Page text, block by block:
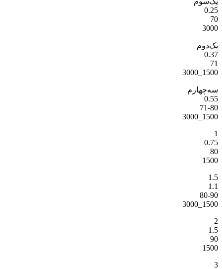
0.25
70
3000
یک‌دوم
0.37
71
1500_3000
سه‌چهارم
0.55
71-80
1500_3000
1
0.75
80
1500
1.5
1.1
80-90
1500_3000
2
1.5
90
1500
3